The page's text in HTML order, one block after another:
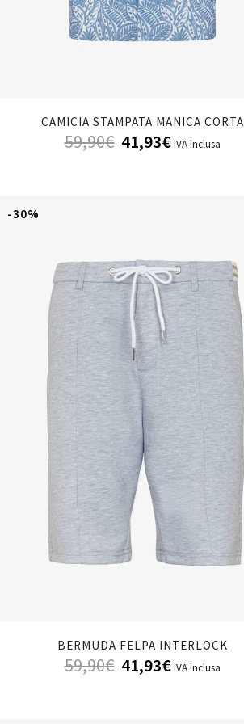
CAMICIA STAMPATA MANICA CORTA
59,90€ 41,93€ IVA inclusa
-30%
BERMUDA FELPA INTERLOCK
59,90€ 41,93€ IVA inclusa